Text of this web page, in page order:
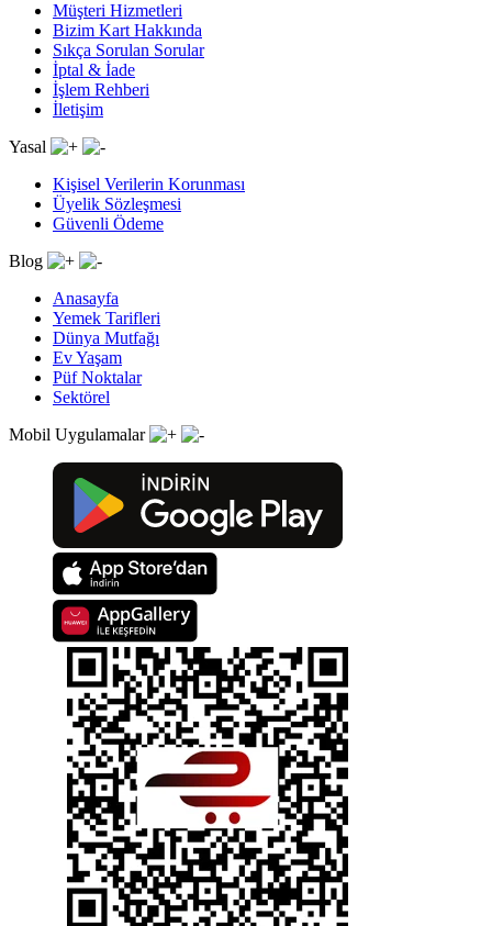
Müşteri Hizmetleri
Bizim Kart Hakkında
Sıkça Sorulan Sorular
İptal & İade
İşlem Rehberi
İletişim
Yasal
Kişisel Verilerin Korunması
Üyelik Sözleşmesi
Güvenli Ödeme
Blog
Anasayfa
Yemek Tarifleri
Dünya Mutfağı
Ev Yaşam
Püf Noktalar
Sektörel
Mobil Uygulamalar